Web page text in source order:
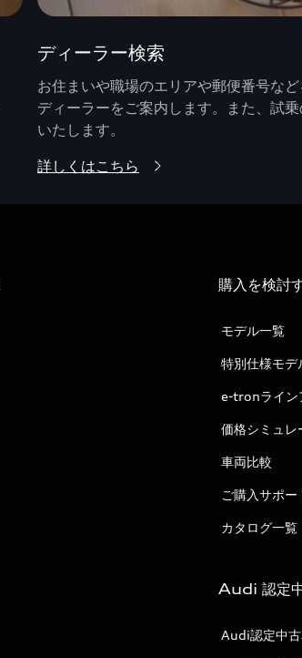
ディーラー検索
お住まいや職場のエリアや郵便番号な
ディーラーをご案内します。また、試
いたします。
詳しくはこちら
購入を検討
モデル一覧
特別仕様モ
e-tronライン
価格シミュレ
車両比較
ご購入サポー
カタログ一覧
Audi 認定
Audi認定中